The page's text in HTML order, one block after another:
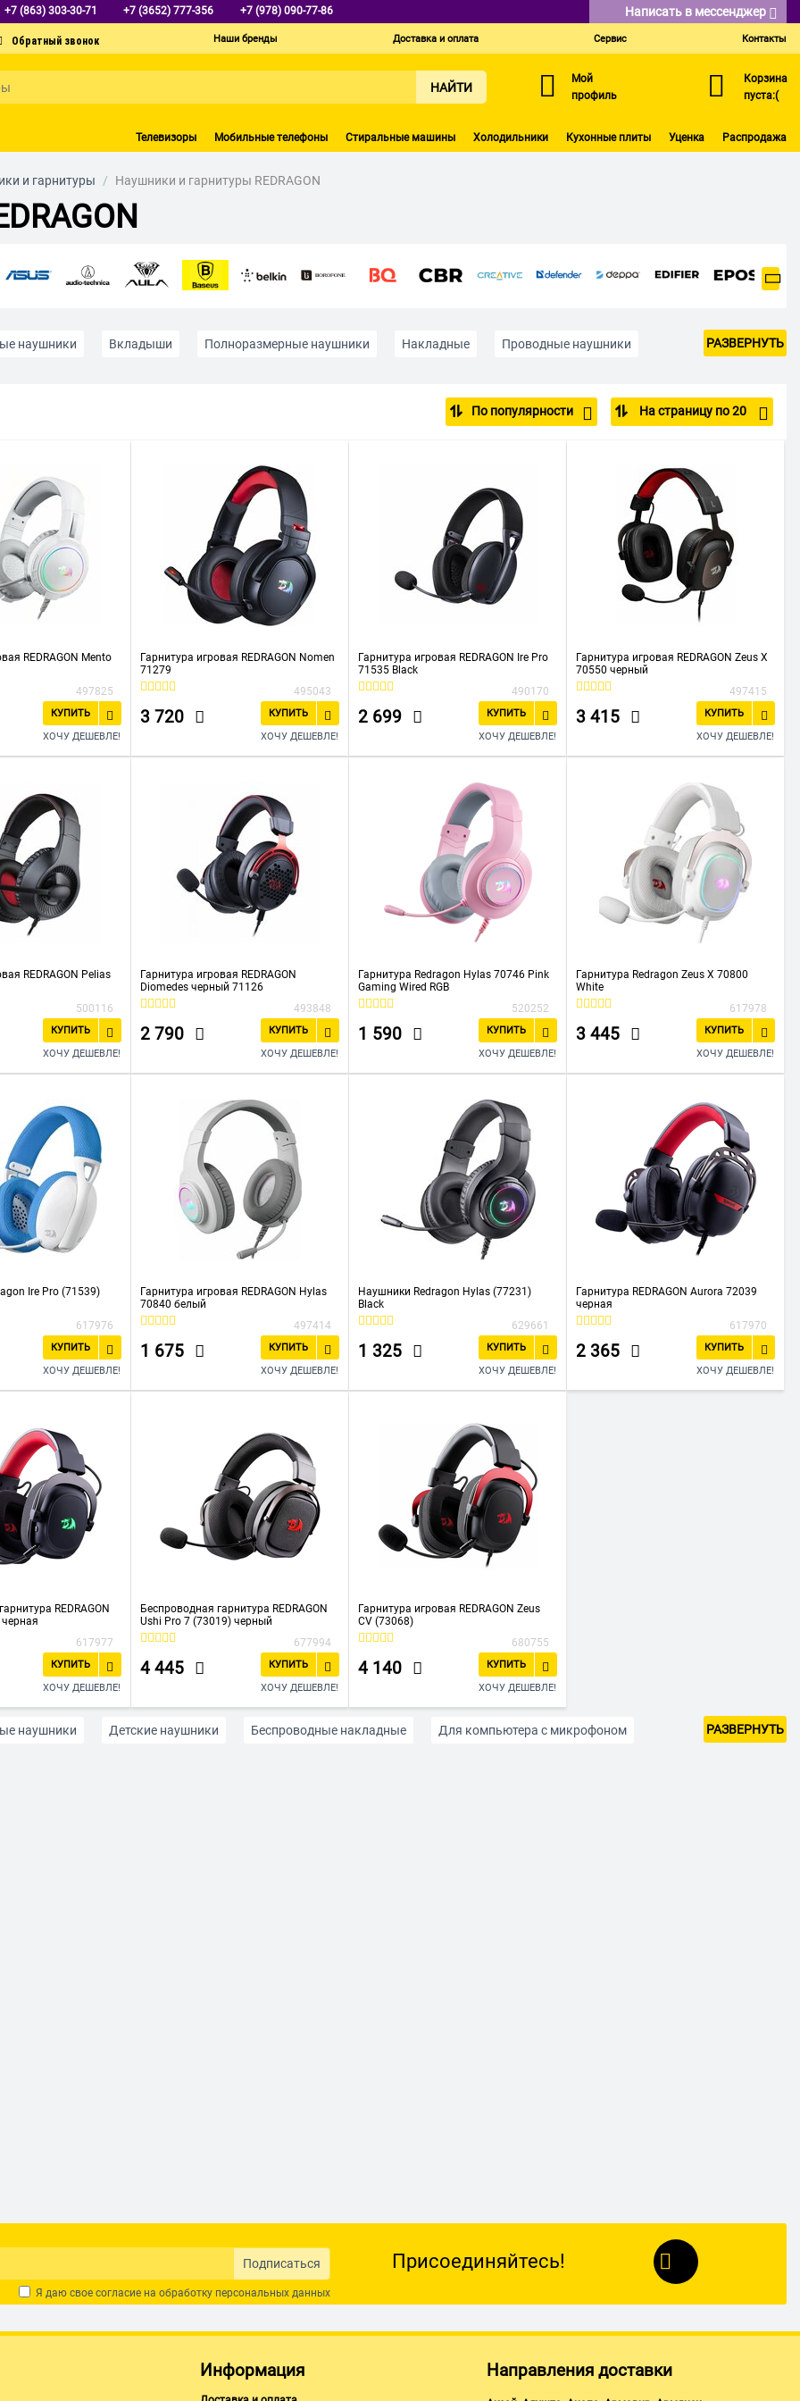
+7 (863) 303-30-71 +7 (3652) 777-356 +7 (978) 090-77-86 Написать в мессенджер
Наши бренды Доставка и оплата Сервис Контакты
НАЙТИ
Мой
профиль
Корзина
пуста:(
Телевизоры Мобильные телефоны Стиральные машины Холодильники Кухонные плиты Уценка Распродажа
и гарнитуры / Наушники и гарнитуры REDRAGON
наушники Вкладыши Полноразмерные наушники Накладные Проводные наушники РАЗВЕРНУТЬ
По популярности На страницу по 20
REDRAGON Mento
497825
КУПИТЬ
ХОЧУ ДЕШЕВЛЕ!
Гарнитура игровая REDRAGON Nomen
71279
495043
3 720
КУПИТЬ
ХОЧУ ДЕШЕВЛЕ!
Гарнитура игровая REDRAGON Ire Pro
71535 Black
490170
2 699
КУПИТЬ
ХОЧУ ДЕШЕВЛЕ!
Гарнитура игровая REDRAGON Zeus X
70550 черный
497415
3 415
КУПИТЬ
ХОЧУ ДЕШЕВЛЕ!
REDRAGON Pelias
500116
КУПИТЬ
ХОЧУ ДЕШЕВЛЕ!
Гарнитура игровая REDRAGON
Diomedes черный 71126
493848
2 790
КУПИТЬ
ХОЧУ ДЕШЕВЛЕ!
Гарнитура Redragon Hylas 70746 Pink
Gaming Wired RGB
520252
1 590
КУПИТЬ
ХОЧУ ДЕШЕВЛЕ!
Гарнитура Redragon Zeus X 70800
White
617978
3 445
КУПИТЬ
ХОЧУ ДЕШЕВЛЕ!
Ire Pro (71539)
617976
КУПИТЬ
ХОЧУ ДЕШЕВЛЕ!
Гарнитура игровая REDRAGON Hylas
70840 белый
497414
1 675
КУПИТЬ
ХОЧУ ДЕШЕВЛЕ!
Наушники Redragon Hylas (77231)
Black
629661
1 325
КУПИТЬ
ХОЧУ ДЕШЕВЛЕ!
Гарнитура REDRAGON Aurora 72039
черная
617970
2 365
КУПИТЬ
ХОЧУ ДЕШЕВЛЕ!
REDRAGON
617977
КУПИТЬ
ХОЧУ ДЕШЕВЛЕ!
Беспроводная гарнитура REDRAGON
Ushi Pro 7 (73019) черный
677994
4 445
КУПИТЬ
ХОЧУ ДЕШЕВЛЕ!
Гарнитура игровая REDRAGON Zeus
CV (73068)
680755
4 140
КУПИТЬ
ХОЧУ ДЕШЕВЛЕ!
наушники Детские наушники Беспроводные накладные Для компьютера с микрофоном РАЗВЕРНУТЬ
Подписаться
Я даю свое согласие на обработку персональных данных
Присоединяйтесь!
Информация Направления доставки